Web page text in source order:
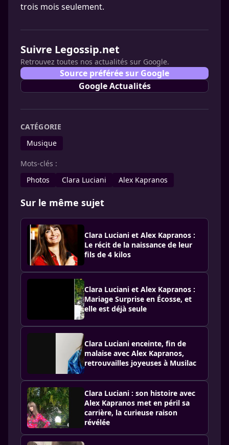
trois mois seulement.
Suivre Legossip.net
Retrouvez toutes nos actualités sur Google.
Source préférée sur Google
Google Actualités
CATÉGORIE
Musique
Mots-clés :
Photos
Clara Luciani Alex Kapranos
Sur le même sujet
Clara Luciani et Alex Kapranos :
Le récit de la naissance de leur
fils de 4 kilos
Clara Luciani et Alex Kapranos :
Mariage Surprise en Écosse, et
elle est déjà seule
Clara Luciani enceinte, fin de
malaise avec Alex Kapranos,
retrouvailles joyeuses à Musilac
Clara Luciani : son histoire avec
Alex Kapranos met en péril sa
carrière, la curieuse raison
révélée